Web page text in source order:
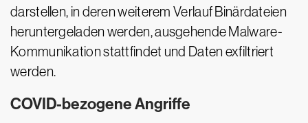
darstellen, in deren weiterem Verlauf Binärdateien
heruntergeladen werden, ausgehende Malware-
Kommunikation stattfindet und Daten exfiltriert
werden.
COVID-bezogene Angriffe